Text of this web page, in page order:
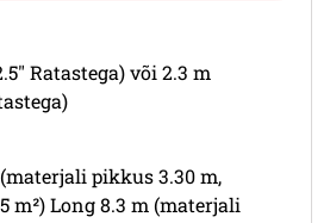
Ratastega) või 2.3 m
pikkus 3.30 m,
m²) Long 8.3 m (materjali